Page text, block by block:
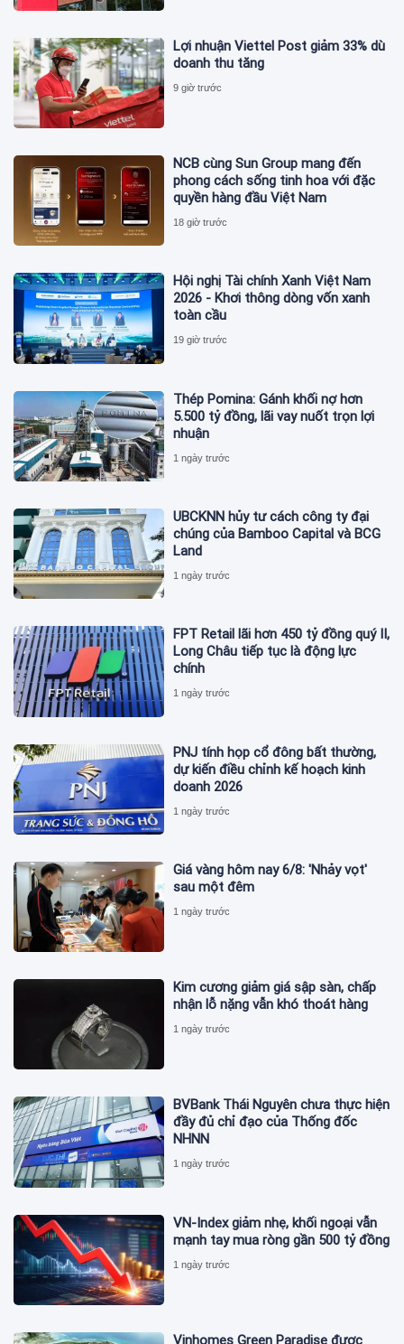
Lợi nhuận Viettel Post giảm 33% dù
doanh thu tăng
9 giờ trước
NCB cùng Sun Group mang đến
phong cách sống tinh hoa với đặc
quyền hàng đầu Việt Nam
18 giờ trước
Hội nghị Tài chính Xanh Việt Nam
2026 - Khơi thông dòng vốn xanh
toàn cầu
19 giờ trước
Thép Pomina: Gánh khối nợ hơn
5.500 tỷ đồng, lãi vay nuốt trọn lợi
nhuận
1 ngày trước
UBCKNN hủy tư cách công ty đại
chúng của Bamboo Capital và BCG
Land
1 ngày trước
FPT Retail lãi hơn 450 tỷ đồng quý II,
Long Châu tiếp tục là động lực
chính
1 ngày trước
PNJ tính họp cổ đông bất thường,
dự kiến điều chỉnh kế hoạch kinh
doanh 2026
1 ngày trước
Giá vàng hôm nay 6/8: 'Nhảy vọt'
sau một đêm
1 ngày trước
Kim cương giảm giá sập sàn, chấp
nhận lỗ nặng vẫn khó thoát hàng
1 ngày trước
BVBank Thái Nguyên chưa thực hiện
đầy đủ chỉ đạo của Thống đốc
NHNN
1 ngày trước
VN-Index giảm nhẹ, khối ngoại vẫn
mạnh tay mua ròng gần 500 tỷ đồng
1 ngày trước
Vinhomes Green Paradise được